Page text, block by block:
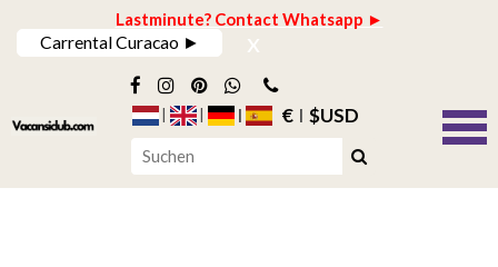
Lastminute? Contact Whatsapp ►
Carrental Curacao ► x
€ $USD